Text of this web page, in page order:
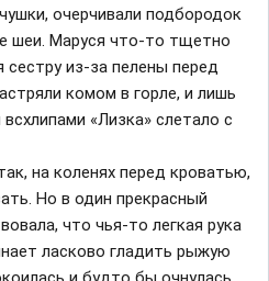
очерчивали подбородок
шеи. Маруся что-то тщетно
сестру из-за пелены перед
комом в горле, и лишь
«Лизка» слетало с
на коленях перед кроватью,
Но в один прекрасный
что чья-то легкая рука
ласково гладить рыжую